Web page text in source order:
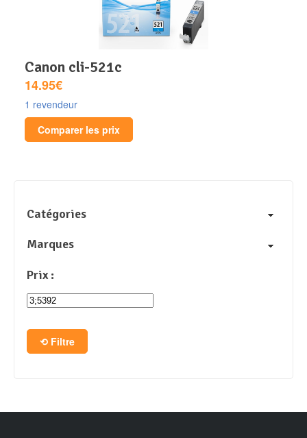
canon cli-521c
14.95€
1 revendeur
Comparer les prix
Catégories
Marques
Prix :
Filtre